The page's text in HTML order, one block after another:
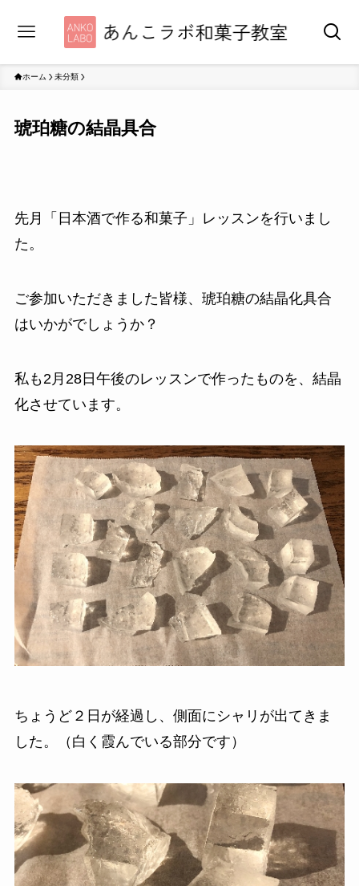
ホーム 未分類
琥珀糖の結晶具合
先月「日本酒で作る和菓子」レッスンを行いまし
た。
ご参加いただきました皆様、琥珀糖の結晶化具合
はいかがでしょうか？
私も2月28日午後のレッスンで作ったものを、結晶
化させています。
ちょうど２日が経過し、側面にシャリが出てきま
した。（白く霞んでいる部分です）